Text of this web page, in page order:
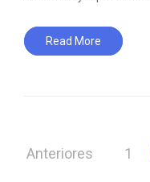
Read More
Anteriores 1